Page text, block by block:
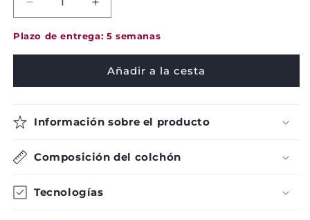
Disminuir
la
cantidad
de
Pikolin
Aumentar
la
cantidad
para
Colchón
Pikolin
Plazo de entrega: 5 semanas
Añadir a la cesta
Información sobre el producto
Composición del colchón
Tecnologías